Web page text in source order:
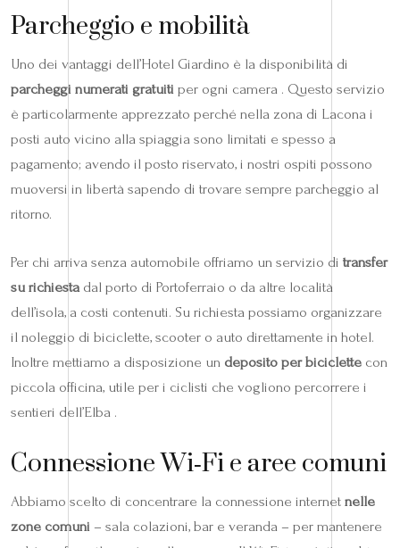
Parcheggio e mobilità
Uno dei vantaggi dell’Hotel Giardino è la disponibilità di
parcheggi numerati gratuiti per ogni camera . Questo servizio
è particolarmente apprezzato perché nella zona di Lacona i
posti auto vicino alla spiaggia sono limitati e spesso a
pagamento; avendo il posto riservato, i nostri ospiti possono
muoversi in libertà sapendo di trovare sempre parcheggio al
ritorno.
Per chi arriva senza automobile offriamo un servizio di transfer
su richiestadal porto di Portoferraio o da altre località
dell’isola, a costi contenuti. Su richiesta possiamo organizzare
il noleggio di biciclette, scooter o auto direttamente in hotel.
Inoltre mettiamo a disposizione un deposito per biciclette con
piccola officina, utile per i ciclisti che vogliono percorrere i
sentieri dell’Elba .
Connessione Wi‑Fi e aree comuni
Abbiamo scelto di concentrare la connessione internet nelle
zone comuni – sala colazioni, bar e veranda – per mantenere